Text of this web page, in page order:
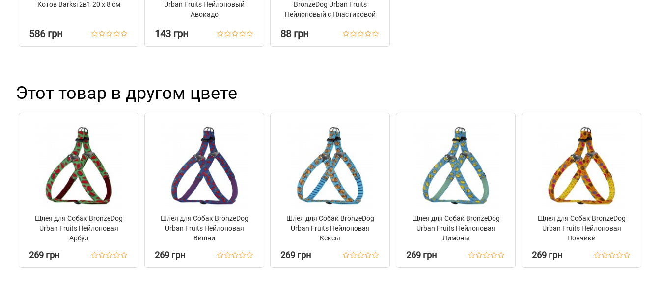
Котов Barksi 2в1 20 х 8 см
586 грн
Urban Fruits Нейлоновый
Авокадо
143 грн
BronzeDog Urban Fruits
Нейлоновый с Пластиковой
88 грн
Этот товар в другом цвете
Шлея для Собак BronzeDog
Urban Fruits Нейлоновая
Арбуз
269 грн
Шлея для Собак BronzeDog
Urban Fruits Нейлоновая
Вишни
269 грн
Шлея для Собак BronzeDog
Urban Fruits Нейлоновая
Кексы
269 грн
Шлея для Собак BronzeDog
Urban Fruits Нейлоновая
Лимоны
269 грн
Шлея для Собак BronzeDog
Urban Fruits Нейлоновая
Пончики
269 грн